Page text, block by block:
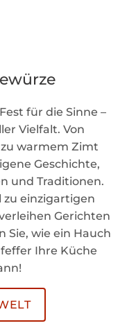
für die Sinne –
Vielfalt. Von
warmem Zimt
Geschichte,
und Traditionen.
zu einzigartigen
Gerichten
Sie, wie ein Hauch
Ihre Küche